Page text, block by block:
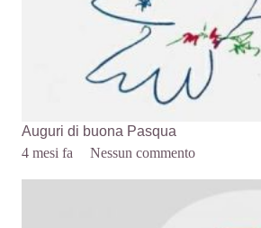
Auguri di buona Pasqua
4 mesi fa
Nessun commento